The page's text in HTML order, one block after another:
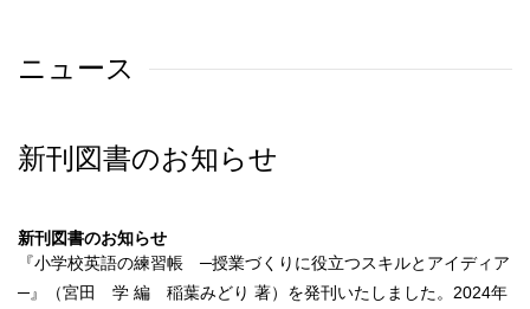
ニュース
新刊図書のお知らせ
新刊図書のお知らせ
『小学校英語の練習帳 ─授業づくりに役立つスキルとアイディア
─』（宮田 学 編 稲葉みどり 著）を発刊いたしました。2024年